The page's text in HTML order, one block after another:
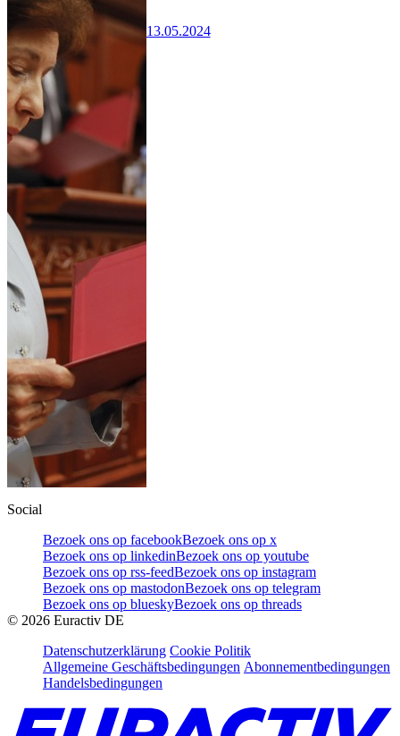
13.05.2024
Social
Bezoek ons op facebookBezoek ons op x
Bezoek ons op linkedinBezoek ons op youtube
Bezoek ons op rss-feedBezoek ons op instagram
Bezoek ons op mastodonBezoek ons op telegram
Bezoek ons op blueskyBezoek ons op threads
© 2026 Euractiv DE
Datenschutzerklärung Cookie Politik
Allgemeine Geschäftsbedingungen Abonnementbedingungen
Handelsbedingungen